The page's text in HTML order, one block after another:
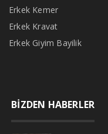
Erkek Kemer
Erkek Kravat
Erkek Giyim Bayilik
BİZDEN HABERLER